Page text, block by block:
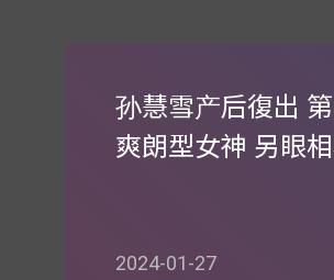
孙慧雪产后復出
爽朗型女神 另眼
2024-01-27